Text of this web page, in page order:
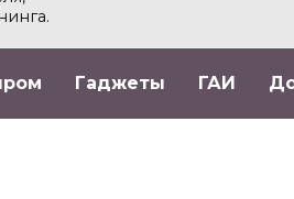
Гаджеты ГАИ